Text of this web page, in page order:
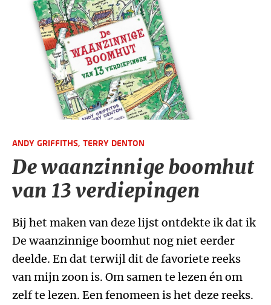
ANDY GRIFFITHS, TERRY DENTON
De waanzinnige boomhut
van 13 verdiepingen
Bij het maken van deze lijst ontdekte ik dat ik
De waanzinnige boomhut nog niet eerder
deelde. En dat terwijl dit de favoriete reeks
van mijn zoon is. Om samen te lezen én om
zelf te lezen. Een fenomeen is het deze reeks.